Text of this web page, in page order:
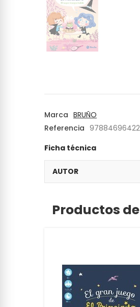
Marca BRUÑO
Referencia
Ficha técnica
AUTOR
Productos